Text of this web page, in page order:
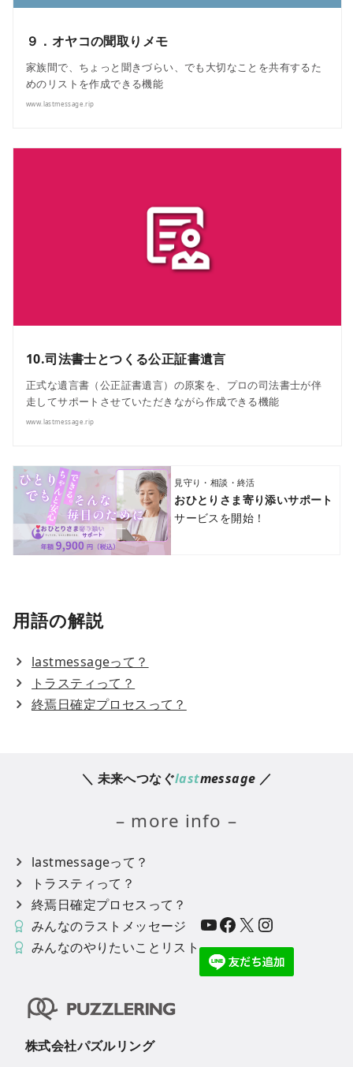
９．オヤコの聞取りメモ
家族間で、ちょっと聞きづらい、でも大切なことを共有するた
めのリストを作成できる機能
www.lastmessage.rip
10.司法書士とつくる公正証書遺言
正式な遺言書（公正証書遺言）の原案を、プロの司法書士が伴
走してサポートさせていただきながら作成できる機能
www.lastmessage.rip
見守り・相談・終活
おひとりさま寄り添いサポート
サービスを開始！
用語の解説
lastmessageって？
トラスティって？
終焉日確定プロセスって？
＼ 未来へつなぐlastmessage ／
– more info –
lastmessageって？
トラスティって？
終焉日確定プロセスって？
みんなのラストメッセージ
みんなのやりたいことリスト
YouTube Facebook X Instagram
株式会社パズルリング